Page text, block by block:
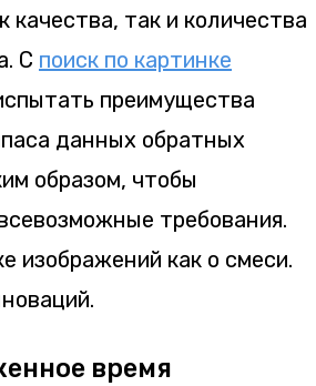
качества, так и количества
С поиск по картинке
преимущества
данных обратных
образом, чтобы
требования.
изображений как о смеси.
время